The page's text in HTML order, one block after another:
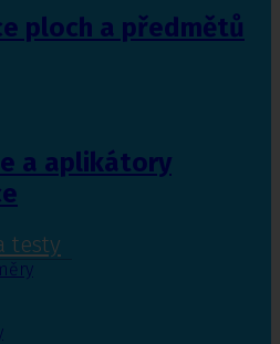
ploch a předmětů
a aplikátory
testy